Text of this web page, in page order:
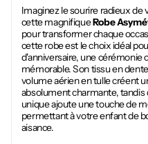
Imaginez le sourire radieux de
cette magnifiqueRobe
pour transformer chaque
cette robe est le choix idéal
d'anniversaire, une
mémorable. Son tissu en
volume aérien en tulle créent
absolument charmante,
unique ajoute une touche de
permettant à votre enfant de
aisance.